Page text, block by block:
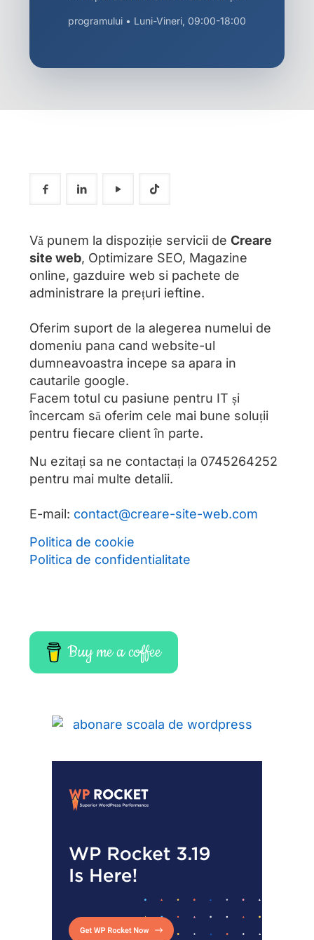
programului • Luni-Vineri, 09:00-18:00
Vă punem la dispoziție servicii de Creare
site web, Optimizare SEO, Magazine
online, gazduire web si pachete de
administrare la prețuri ieftine.
Oferim suport de la alegerea numelui de
domeniu pana cand website-ul
dumneavoastra incepe sa apara in
cautarile google.
Facem totul cu pasiune pentru IT și
încercam să oferim cele mai bune soluții
pentru fiecare client în parte.
Nu ezitați sa ne contactați la 0745264252
pentru mai multe detalii.
E-mail: contact@creare-site-web.com
Politica de cookie
Politica de confidentialitate
Buy me a coffee